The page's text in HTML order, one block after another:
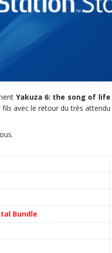
Yakuza 6: the song of life
fils avec le retour du très attendu
Bundle